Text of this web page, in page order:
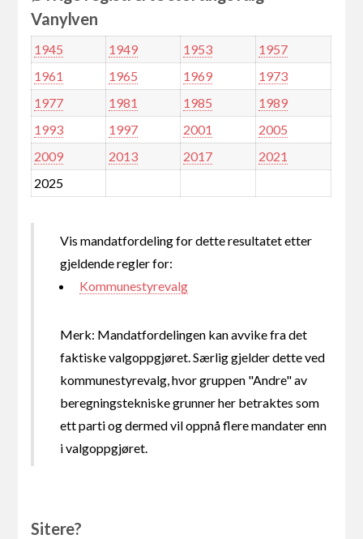
Vanylven
1945 1949 1953
1957
1961
1965 1969
1973
1977
1981 1985
1989
1993
1997 2001
2005
2009
2013 2017
2021
2025
Vis mandatfordeling for dette resultatet etter
gjeldende regler for:
Kommunestyrevalg
Merk: Mandatfordelingen kan avvike fra det
faktiske valgoppgjøret. Særlig gjelder dette ved
kommunestyrevalg, hvor gruppen "Andre" av
beregningstekniske grunner her betraktes som
ett parti og dermed vil oppnå flere mandater enn
i valgoppgjøret.
Sitere?